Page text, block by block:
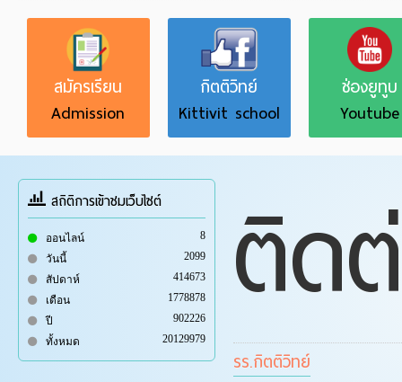
สมัครเรียน
Admission
กิตติวิทย์
Kittivit school
ช่องยูทูบ
Youtube
สถิติการเข้าชมเว็บไซต์
ออนไลน์
8
วันนี้
2099
สัปดาห์
414673
เดือน
1778878
ปี
902226
ทั้งหมด
20129979 ติด
รร.กิตติวิทย์